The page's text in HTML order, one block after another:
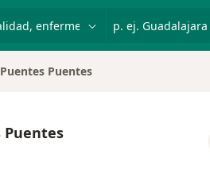
Puentes
Puentes